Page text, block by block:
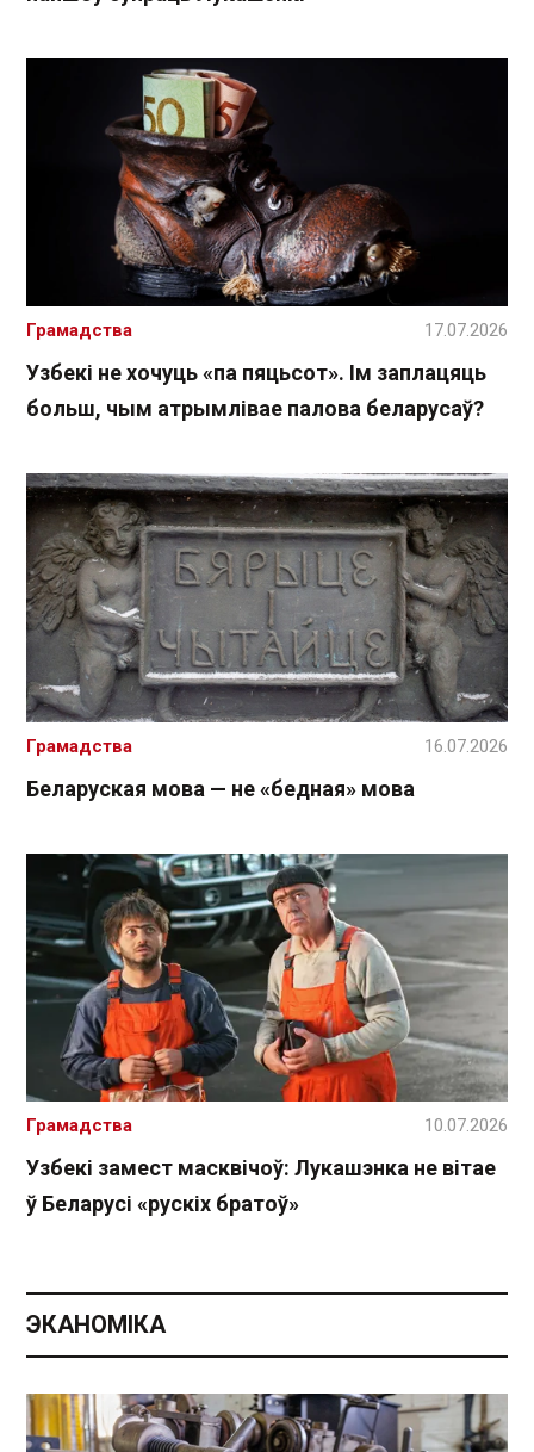
Узбекі не хочуць «па пяцьсот». Ім заплацяць
больш, чым атрымлівае палова беларусаў?
Грамадства 17.07.2026
Беларуская мова — не «бедная» мова
Грамадства 16.07.2026
Узбекі замест масквічоў: Лукашэнка не вітае
ў Беларусі «рускіх братоў»
Грамадства 10.07.2026
ЭКАНОМІКА